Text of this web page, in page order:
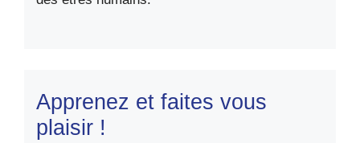
Apprenez et faites vous
plaisir !